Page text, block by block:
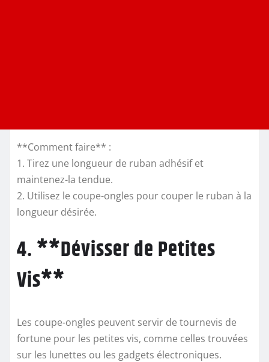
**Comment faire** :
1. Tirez une longueur de ruban adhésif et
maintenez-la tendue.
2. Utilisez le coupe-ongles pour couper le ruban à la
longueur désirée.
4. **Dévisser de Petites
Vis**
Les coupe-ongles peuvent servir de tournevis de
fortune pour les petites vis, comme celles trouvées
sur les lunettes ou les gadgets électroniques.